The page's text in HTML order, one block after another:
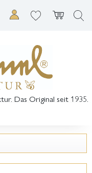
Das Original seit 1935.